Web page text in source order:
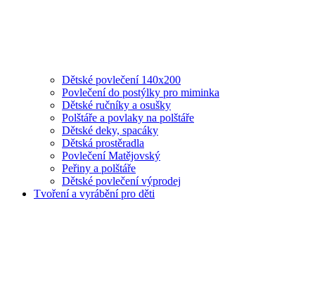
Dětské povlečení 140x200
Povlečení do postýlky pro miminka
Dětské ručníky a osušky
Polštáře a povlaky na polštáře
Dětské deky, spacáky
Dětská prostěradla
Povlečení Matějovský
Peřiny a polštáře
Dětské povlečení výprodej
Tvoření a vyrábění pro děti